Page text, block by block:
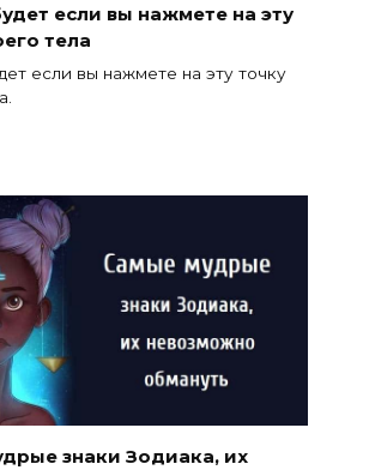
если вы нажмете на эту
тела
если вы нажмете на эту точку
знаки Зодиака, их